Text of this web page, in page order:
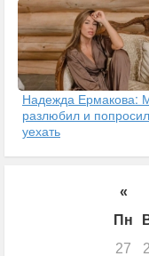
Надежда Ермакова:
разлюбил и попросил
уехать
«
Пн
27